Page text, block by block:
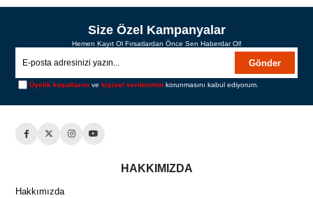
Size Özel Kampanyalar
Hemen Kayıt Ol Fırsatlardan Önce Sen Haberdar Ol!
Gönder
Üyelik koşullarını vekişisel verilerimin korunmasını kabul ediyorum.
HAKKIMIZDA
Hakkımızda